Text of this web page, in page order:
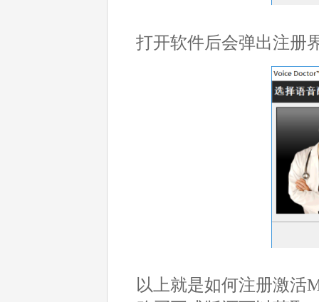
打开软件后会弹出注册
以上就是如何注册激活